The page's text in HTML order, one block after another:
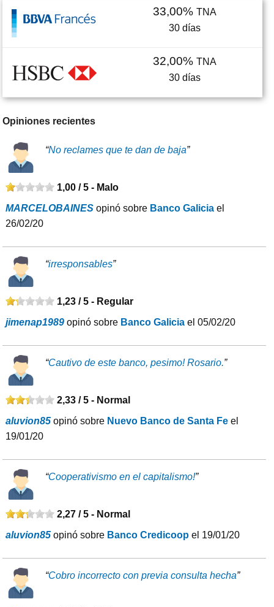
33,00% TNA
30 días
32,00% TNA
30 días
Opiniones recientes
“No reclames que te dan de baja”
1,00 / 5 - Malo
MARCELOBAINES opinó sobre Banco Galicia el
26/02/20
“irresponsables”
1,23 / 5 - Regular
jimenap1989 opinó sobre Banco Galicia el 05/02/20
“Cautivo de este banco, pesimo! Rosario.”
2,33 / 5 - Normal
aluvion85 opinó sobre Nuevo Banco de Santa Fe el
19/01/20
“Cooperativismo en el capitalismo!”
2,27 / 5 - Normal
aluvion85 opinó sobre Banco Credicoop el 19/01/20
“Cobro incorrecto con previa consulta hecha”